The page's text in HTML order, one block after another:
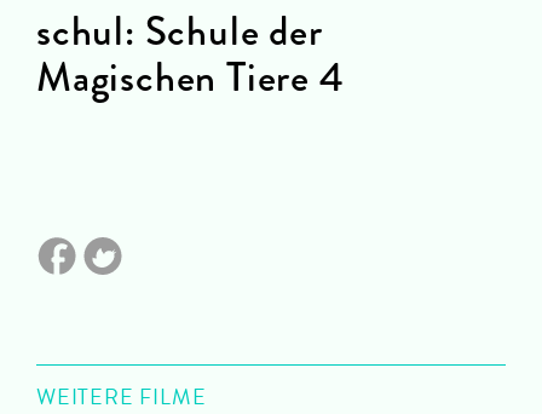
schul: Schule der
Magischen Tiere 4
WEITERE FILME